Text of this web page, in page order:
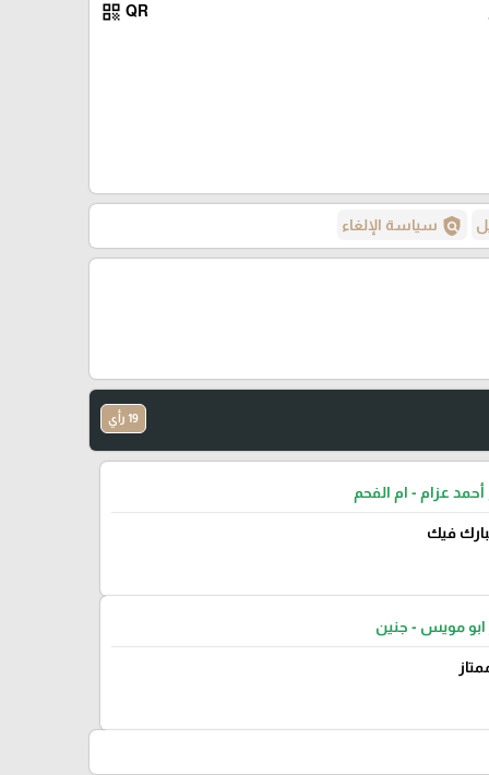
QR
qr_code
policy سياسة الإلغاء
19 رأي
عزام - ام الفحم
فيك
ابو مويس - جنين